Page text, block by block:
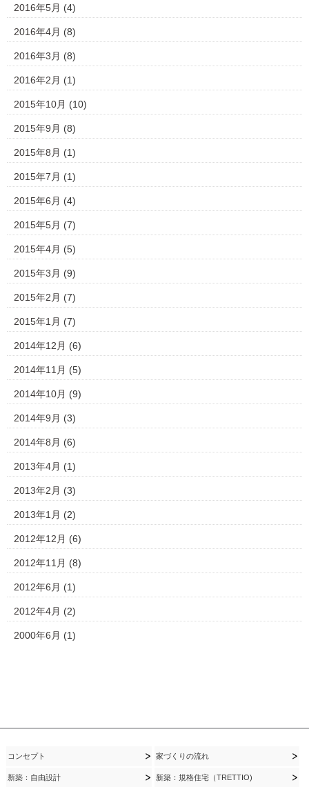
2016年5月 (4)
2016年4月 (8)
2016年3月 (8)
2016年2月 (1)
2015年10月 (10)
2015年9月 (8)
2015年8月 (1)
2015年7月 (1)
2015年6月 (4)
2015年5月 (7)
2015年4月 (5)
2015年3月 (9)
2015年2月 (7)
2015年1月 (7)
2014年12月 (6)
2014年11月 (5)
2014年10月 (9)
2014年9月 (3)
2014年8月 (6)
2013年4月 (1)
2013年2月 (3)
2013年1月 (2)
2012年12月 (6)
2012年11月 (8)
2012年6月 (1)
2012年4月 (2)
2000年6月 (1)
コンセプト 家づくりの流れ
新築：自由設計 新築：規格住宅（TRETTIO)